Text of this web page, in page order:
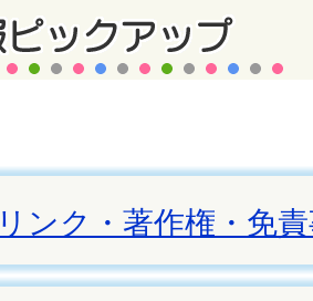
リンク・著作権・免